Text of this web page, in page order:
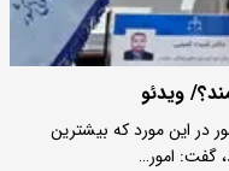
ویدئو
در این مورد که بیشترین
گفت: امور…